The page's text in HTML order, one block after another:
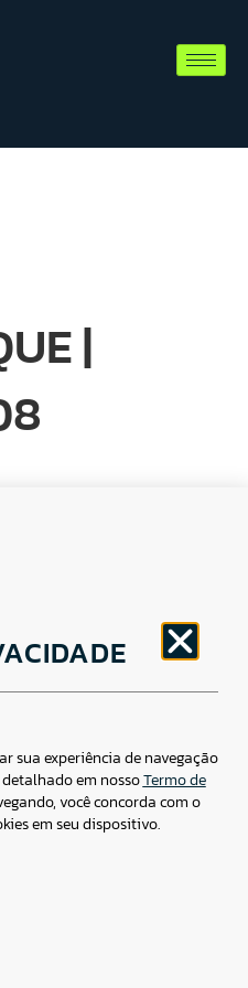
|
– 5oAndar Jardim
CEP: 01452-914
sua experiência de navegação
em nossoTermo de
você concorda com o
em seu dispositivo.